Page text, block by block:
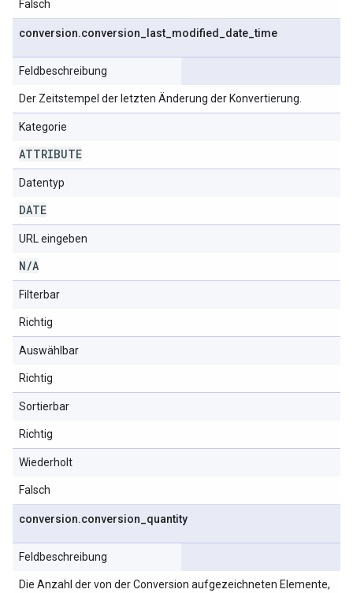
Falsch
conversion.conversion last modified date _time
Feldbeschreibung
Der Zeitstempel der letzten Änderung der Konvertierung.
Kategorie
ATTRIBUTE
Datentyp
DATE
URL eingeben
N/A
Filterbar
Richtig
Auswählbar
Richtig
Sortierbar
Richtig
Wiederholt
Falsch
conversion.conversion quantity
Feldbeschreibung
Die Anzahl der von der Conversion aufgezeichneten Elemente,